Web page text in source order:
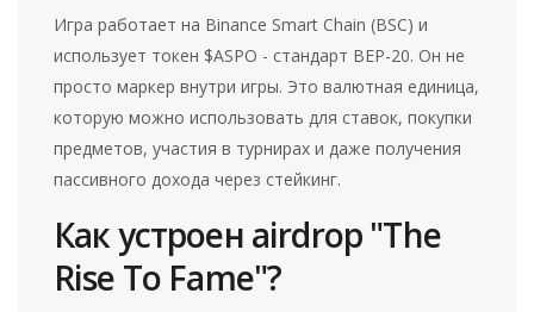
Игра работает на Binance Smart Chain (BSC) и
использует токен $ASPO - стандарт BEP-20. Он не
просто маркер внутри игры. Это валютная единица,
которую можно использовать для ставок, покупки
предметов, участия в турнирах и даже получения
пассивного дохода через стейкинг.
Как устроен airdrop "The
Rise To Fame"?